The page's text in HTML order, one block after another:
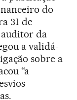
do
31 de
auditor da
a validá-
sobre a
“a